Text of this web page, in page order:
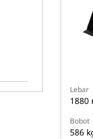
Lebar
1880
Bobot
586